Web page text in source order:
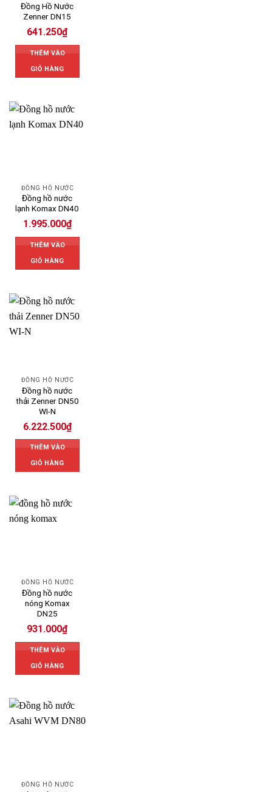
Đồng Hồ Nước
Zenner DN15
641.250₫
THÊM VÀO
GIỎ HÀNG
ĐỒNG HỒ NƯỚC
Đồng hồ nước
lạnh Komax DN40
1.995.000₫
THÊM VÀO
GIỎ HÀNG
ĐỒNG HỒ NƯỚC
Đồng hồ nước
thải Zenner DN50
WI-N
6.222.500₫
THÊM VÀO
GIỎ HÀNG
ĐỒNG HỒ NƯỚC
Đồng hồ nước
nóng Komax
DN25
931.000₫
THÊM VÀO
GIỎ HÀNG
ĐỒNG HỒ NƯỚC